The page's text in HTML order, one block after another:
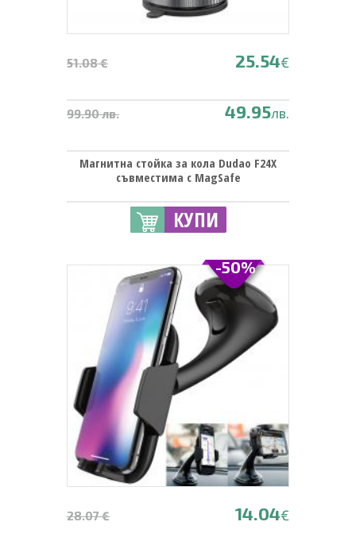
51.08 € 25.54€
99.90 лв. 49.95лв.
Магнитна стойка за кола Dudao F24X
съвместима с MagSafe
КУПИ
28.07 € 14.04€
-50%